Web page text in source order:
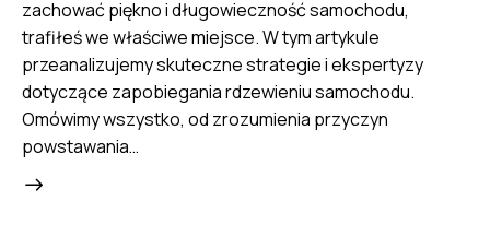
zachować piękno i długowieczność samochodu,
trafiłeś we właściwe miejsce. W tym artykule
przeanalizujemy skuteczne strategie i ekspertyzy
dotyczące zapobiegania rdzewieniu samochodu.
Omówimy wszystko, od zrozumienia przyczyn
powstawania…